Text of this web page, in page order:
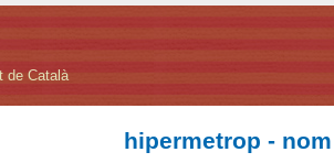
de Català
hipermetrop -